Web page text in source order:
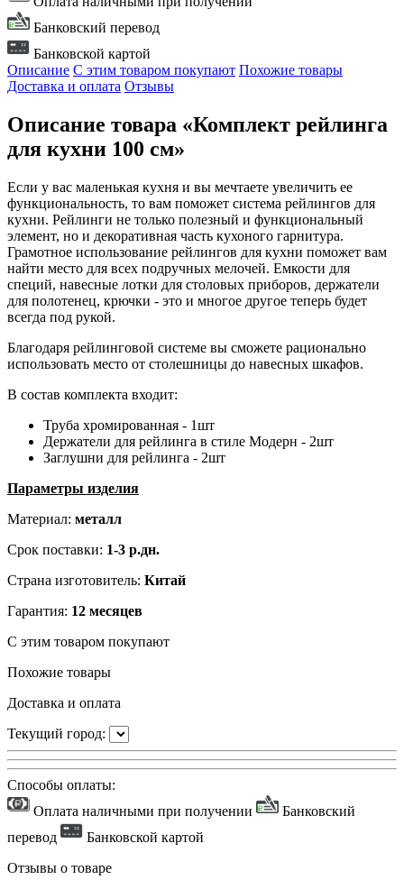
Банковский перевод
Банковской картой
Описание С этим товаром покупают Похожие товары
Доставка и оплата Отзывы
Описание товара «Комплект рейлинга
для кухни 100 см»
Если у вас маленькая кухня и вы мечтаете увеличить ее
функциональность, то вам поможет система рейлингов для
кухни. Рейлинги не только полезный и функциональный
элемент, но и декоративная часть кухоного гарнитура.
Грамотное использование рейлингов для кухни поможет вам
найти место для всех подручных мелочей. Емкости для
специй, навесные лотки для столовых приборов, держатели
для полотенец, крючки - это и многое другое теперь будет
всегда под рукой.
Благодаря рейлинговой системе вы сможете рационально
использовать место от столешницы до навесных шкафов.
В состав комплекта входит:
Труба хромированная - 1шт
Держатели для рейлинга в стиле Модерн - 2шт
Заглушни для рейлинга - 2шт
Параметры изделия
Материал: металл
Срок поставки: 1-3 р.дн.
Страна изготовитель: Китай
Гарантия: 12 месяцев
С этим товаром покупают
Похожие товары
Доставка и оплата
Текущий город:
Способы оплаты:
Оплата наличными при получении
Банковский
перевод
Банковской картой
Отзывы о товаре